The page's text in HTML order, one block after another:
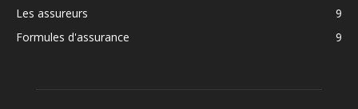
Les assureurs
9
Formules d'assurance
9